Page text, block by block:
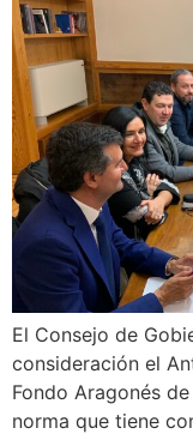
El Consejo de
consideración el
Fondo Aragonés
norma que tiene